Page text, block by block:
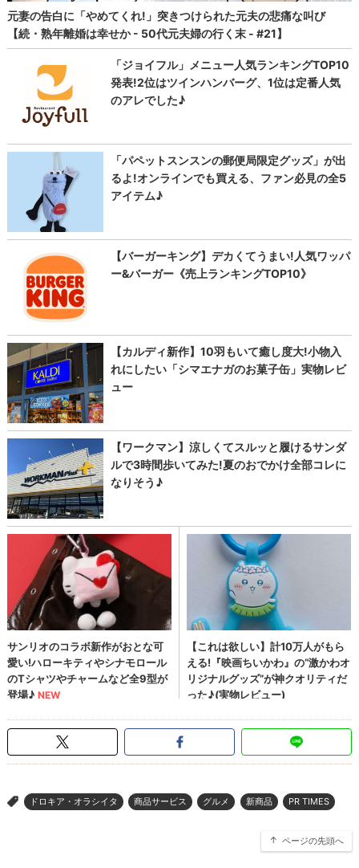
> ドロキア・オラシイタ 商品サービス グルメ 新商品 PR TIMES
ページの先頭へ